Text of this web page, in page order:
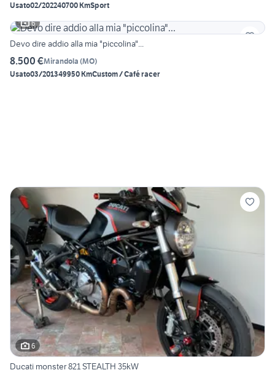
Usato02/202240700 KmSport
6
Devo dire addio alla mia "piccolina"...
8.500 €Mirandola (MO)
Usato03/201349950 KmCustom / Café racer
6
Ducati monster 821 STEALTH 35kW